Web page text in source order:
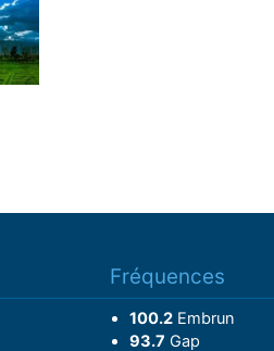
Fréquences
100.2Embrun
93.7 Gap